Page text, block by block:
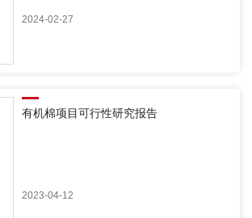
2024-02-27
有机棉项目可行性研究报告
2023-04-12